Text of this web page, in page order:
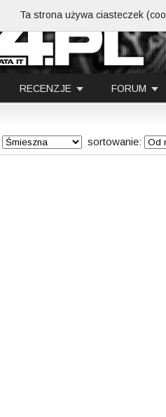
RECENZJE FORUM
sortowanie:
Ta strona używa ciasteczek